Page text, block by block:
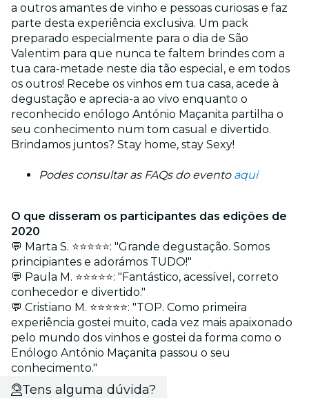
a outros amantes de vinho e pessoas curiosas e faz
parte desta experiência exclusiva. Um pack
preparado especialmente para o dia de São
Valentim para que nunca te faltem brindes com a
tua cara-metade neste dia tão especial, e em todos
os outros! Recebe os vinhos em tua casa, acede à
degustação e aprecia-a ao vivo enquanto o
reconhecido enólogo António Maçanita partilha o
seu conhecimento num tom casual e divertido.
Brindamos juntos? Stay home, stay Sexy!
Podes consultar as FAQs do evento aqui
O que disseram os participantes das edições de
2020
💬 Marta S. ⭐⭐⭐⭐⭐: "Grande degustação. Somos
principiantes e adorámos TUDO!"
💬 Paula M. ⭐⭐⭐⭐⭐: "Fantástico, acessível, correto
conhecedor e divertido."
💬 Cristiano M. ⭐⭐⭐⭐⭐: "TOP. Como primeira
experiência gostei muito, cada vez mais apaixonado
pelo mundo dos vinhos e gostei da forma como o
Enólogo António Maçanita passou o seu
conhecimento."
Tens alguma dúvida?